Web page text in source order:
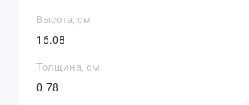
Высота, см
16.08
Толщина, см
0.78